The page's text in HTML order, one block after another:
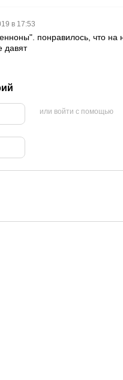
в 17:53
понравилось, что
давят
или войти с помощью